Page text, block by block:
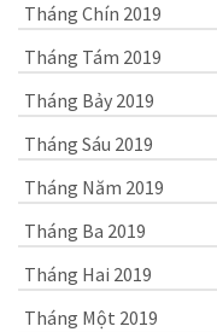
Tháng Chín 2019
Tháng Tám 2019
Tháng Bảy 2019
Tháng Sáu 2019
Tháng Năm 2019
Tháng Ba 2019
Tháng Hai 2019
Tháng Một 2019